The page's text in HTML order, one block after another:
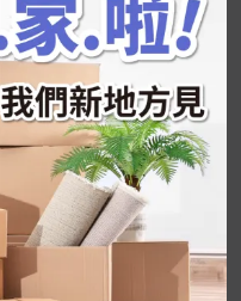
揭秘明星、網紅熱
運動小遊戲！今年過
親戚、朋友們一起分
百元健康伴手禮
用解析＋停藥後體重